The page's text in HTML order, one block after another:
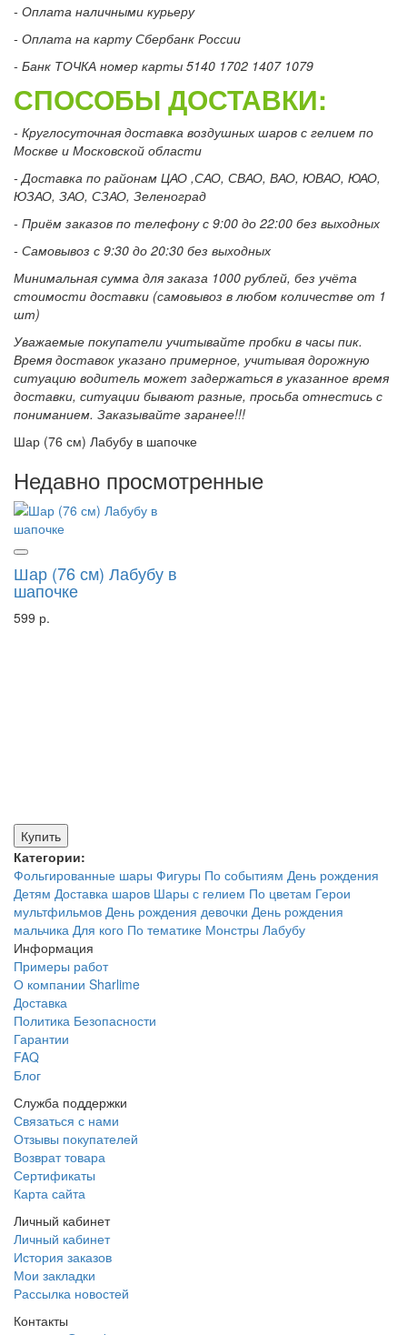
- Оплата наличными курьеру
- Оплата на карту Сбербанк России
- Банк ТОЧКА номер карты 5140 1702 1407 1079
СПОСОБЫ ДОСТАВКИ:
- Круглосуточная доставка воздушных шаров с гелием по
Москве и Московской области
- Доставка по районам ЦАО ,САО, СВАО, ВАО, ЮВАО, ЮАО,
ЮЗАО, ЗАО, СЗАО, Зеленоград
- Приём заказов по телефону с 9:00 до 22:00 без выходных
- Самовывоз с 9:30 до 20:30 без выходных
Минимальная сумма для заказа 1000 рублей, без учёта
стоимости доставки (самовывоз в любом количестве от 1
шт)
Уважаемые покупатели учитывайте пробки в часы пик.
Время доставок указано примерное, учитывая дорожную
ситуацию водитель может задержаться в указанное время
доставки, ситуации бывают разные, просьба отнестись с
пониманием. Заказывайте заранее!!!
Шар (76 см) Лабубу в шапочке
Недавно просмотренные
Шар (76 см) Лабубу в
шапочке
599 р.
Купить
Категории:
Фольгированные шары Фигуры По событиям День рождения
Детям Доставка шаров Шары с гелием По цветам Герои
мультфильмов День рождения девочки День рождения
мальчика Для кого По тематике Монстры Лабубу
Информация
Примеры работ
О компании Sharlime
Доставка
Политика Безопасности
Гарантии
FAQ
Блог
Служба поддержки
Связаться с нами
Отзывы покупателей
Возврат товара
Сертификаты
Карта сайта
Личный кабинет
Личный кабинет
История заказов
Мои закладки
Рассылка новостей
Контакты